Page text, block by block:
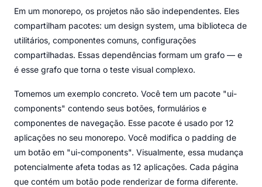
Em um monorepo, os projetos não são independentes. Eles
compartilham pacotes: um design system, uma biblioteca de
utilitários, componentes comuns, configurações
compartilhadas. Essas dependências formam um grafo — e
é esse grafo que torna o teste visual complexo.
Tomemos um exemplo concreto. Você tem um pacote "ui-
components" contendo seus botões, formulários e
componentes de navegação. Esse pacote é usado por 12
aplicações no seu monorepo. Você modifica o padding de
um botão em "ui-components". Visualmente, essa mudança
potencialmente afeta todas as 12 aplicações. Cada página
que contém um botão pode renderizar de forma diferente.